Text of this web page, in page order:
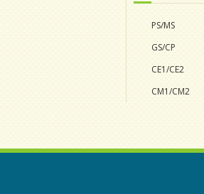
PS/MS
GS/CP
CE1/CE2
CM1/CM2